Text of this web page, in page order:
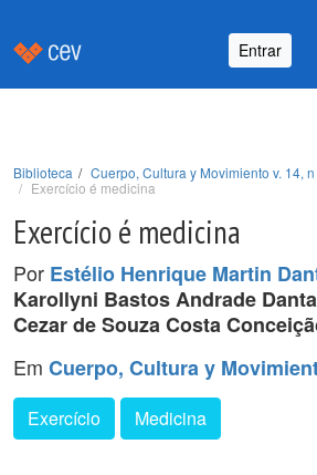
Entrar
Biblioteca
Cuerpo, Cultura y Movimiento v. 14,
Exercício é medicina
Exercício é medicina
Por Estélio Henrique Martin
Karollyni Bastos Andrade
Cezar de Souza Costa
Em Cuerpo, Cultura y
Exercício Medicina